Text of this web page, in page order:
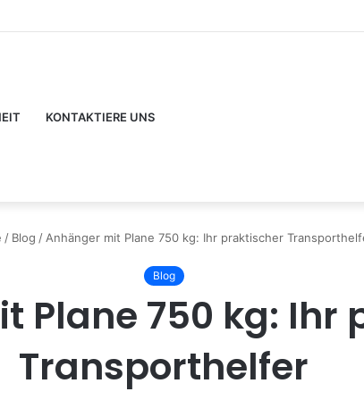
für Anfänger
KONTAKTIERE UNS
/ Blog / Anhänger mit Plane 750 kg: Ihr praktischer
Blog
Plane 750 kg: Ihr
Transporthelfer